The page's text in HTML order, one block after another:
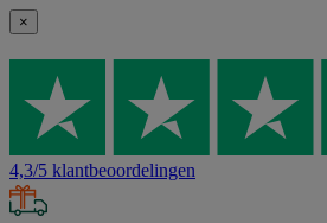
×
4,3/5 klantbeoordelingen